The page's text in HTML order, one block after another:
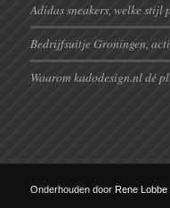
Adidas sneakers, welke stijl
Bedrijfsuitje Groningen,
Waarom kadodesign.nl dé
Onderhouden door Rene Lobbe